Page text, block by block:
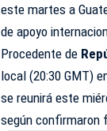
este martes a
de apoyo
Procedente de
local (20:30 GMT)
se reunirá este
según confirmaron